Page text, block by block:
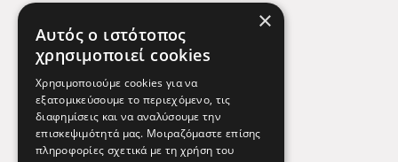
Χρήσιμα Τηλέφωνα
Εφημερεύοντα Φαρμακεία
Απόρρητο
×
Αυτός ο ιστότοπος
χρησιμοποιεί cookies
Χρησιμοποιούμε cookies για να
εξατομικεύσουμε το περιεχόμενο, τις
διαφημίσεις και να αναλύσουμε την
επισκεψιμότητά μας. Μοιραζόμαστε επίσης
πληροφορίες σχετικά με τη χρήση του